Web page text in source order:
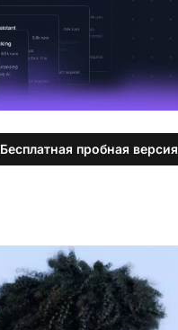
Бесплатная пробная версия